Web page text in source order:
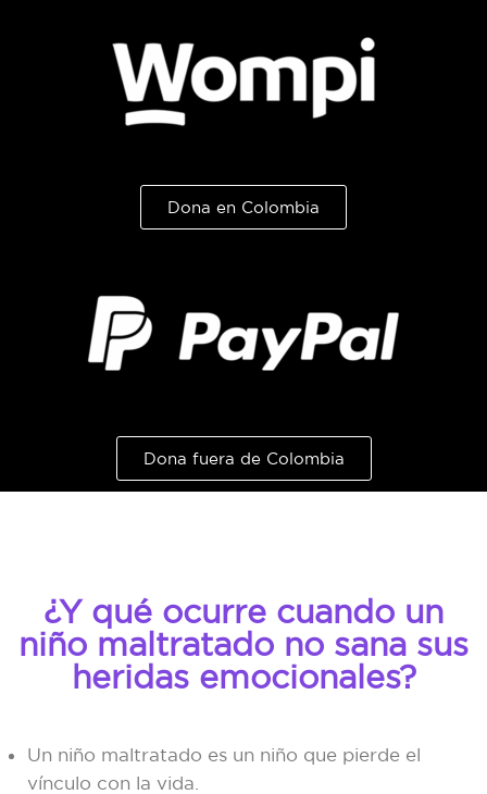
Dona en Colombia
Dona fuera de Colombia
¿Y qué ocurre cuando un
niño maltratado no sana sus
heridas emocionales?
Un niño maltratado es un niño que pierde el
vínculo con la vida.